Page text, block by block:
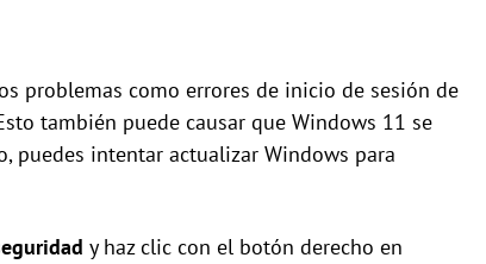
problemas como errores de inicio de sesión de
también puede causar que Windows 11 se
puedes intentar actualizar Windows para
y haz clic con el botón derecho en